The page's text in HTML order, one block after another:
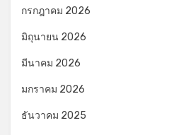
กรกฎาคม 2026
มิถุนายน 2026
มีนาคม 2026
มกราคม 2026
ธันวาคม 2025